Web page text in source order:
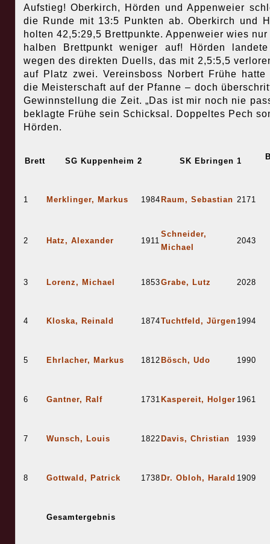
Aufstieg! Oberkirch, Hörden und Appenweier
die Runde mit 13:5 Punkten ab. Oberkirch und
holten 42,5:29,5 Brettpunkte. Appenweier wies
halben Brettpunkt weniger auf! Hörden
wegen des direkten Duells, das mit 2,5:5,5
auf Platz zwei. Vereinsboss Norbert Frühe hatte
die Meisterschaft auf der Pfanne – doch
Gewinnstellung die Zeit. „Das ist mir noch nie
beklagte Frühe sein Schicksal. Doppeltes Pech
Hörden.
Brett SG Kuppenheim 2 SK Ebringen 1
1 Merklinger, Markus 1984 Raum, Sebastian 2171
2 Hatz, Alexander 1911
Schneider,
Michael
2043
3 Lorenz, Michael 1853Grabe, Lutz 2028
4 Kloska, Reinald 1874Tuchtfeld, Jürgen 1994
5 Ehrlacher, Markus 1812 Bösch, Udo 1990
6 Gantner, Ralf 1731 Kaspereit, Holger 1961
7 Wunsch, Louis 1822 Davis, Christian 1939
8 Gottwald, Patrick 1738 Dr. Obloh, Harald 1909
Gesamtergebnis